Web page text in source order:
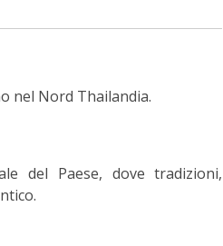
nel Nord Thailandia.
del Paese, dove tradizioni,